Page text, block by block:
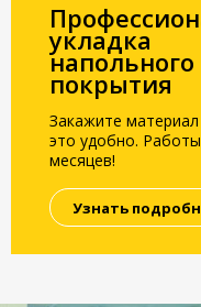
укладка
напольного
покрытия
Закажите
это удобно.
месяцев!
Узнать